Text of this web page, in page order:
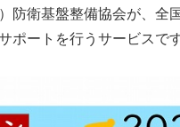
防衛基盤整備協会が、全
ポートを行うサービス